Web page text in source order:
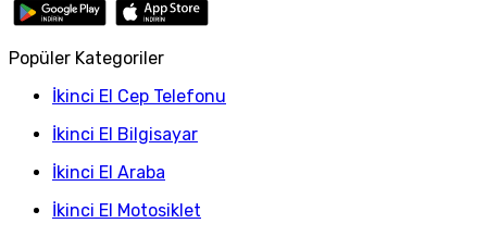
Popüler Kategoriler
İkinci El Cep Telefonu
İkinci El Bilgisayar
İkinci El Araba
İkinci El Motosiklet